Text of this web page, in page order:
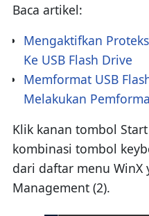
Baca artikel:
Mengaktifkan
Ke USB Flash Drive
Memformat USB
Melakukan
Klik kanan tombol
kombinasi tombol
dari daftar menu
Management (2).